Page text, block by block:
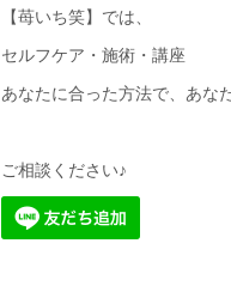
【苺いち笑】では、
セルフケア・施術・講座
あなたに合った方法で、あな
ご相談ください♪